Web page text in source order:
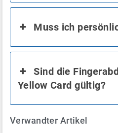
Muss ich
Sind die
Yellow Card gültig?
Verwandter Artikel